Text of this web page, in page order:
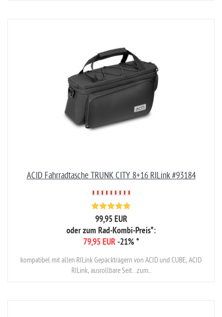
ACID Fahrradtasche TRUNK CITY 8+16 RILink #93184
99,95 EUR
oder zum Rad-Kombi-Preis*:
79,95 EUR -21%*
kompatibel mit allen RILink Gepäckträgern von ACID und CUBE, ACID
RILink, ausrollbare Seit…zum...